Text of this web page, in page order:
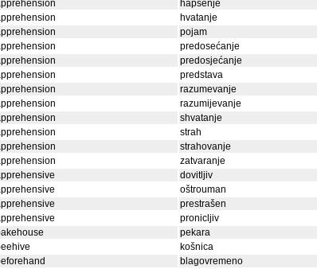
hapšenje
hvatanje
pojam
predosećanje
predosjećanje
predstava
razumevanje
razumijevanje
shvatanje
strah
strahovanje
zatvaranje
dovitljiv
oštrouman
prestrašen
pronicljiv
pekara
košnica
blagovremeno